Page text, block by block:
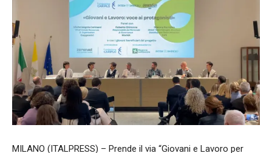
MILANO (ITALPRESS) – Prende il via “Giovani e Lavoro per